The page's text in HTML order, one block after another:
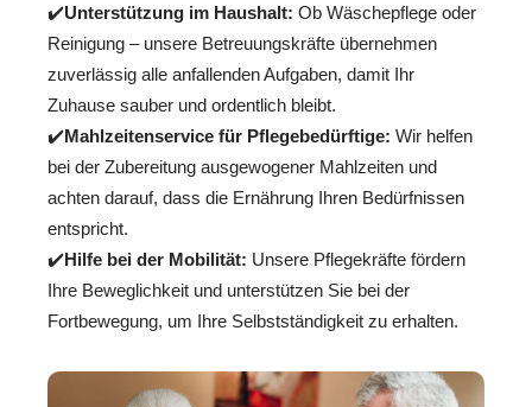
✔️Unterstützung im Haushalt: Ob Wäschepflege oder
Reinigung – unsere Betreuungskräfte übernehmen
zuverlässig alle anfallenden Aufgaben, damit Ihr
Zuhause sauber und ordentlich bleibt.
✔️Mahlzeitenservice für Pflegebedürftige: Wir helfen
bei der Zubereitung ausgewogener Mahlzeiten und
achten darauf, dass die Ernährung Ihren Bedürfnissen
entspricht.
✔️Hilfe bei der Mobilität: Unsere Pflegekräfte fördern
Ihre Beweglichkeit und unterstützen Sie bei der
Fortbewegung, um Ihre Selbstständigkeit zu erhalten.